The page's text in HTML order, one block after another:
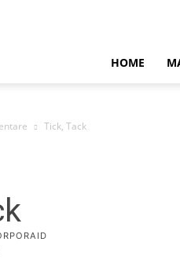
HOME
Tick, Tack